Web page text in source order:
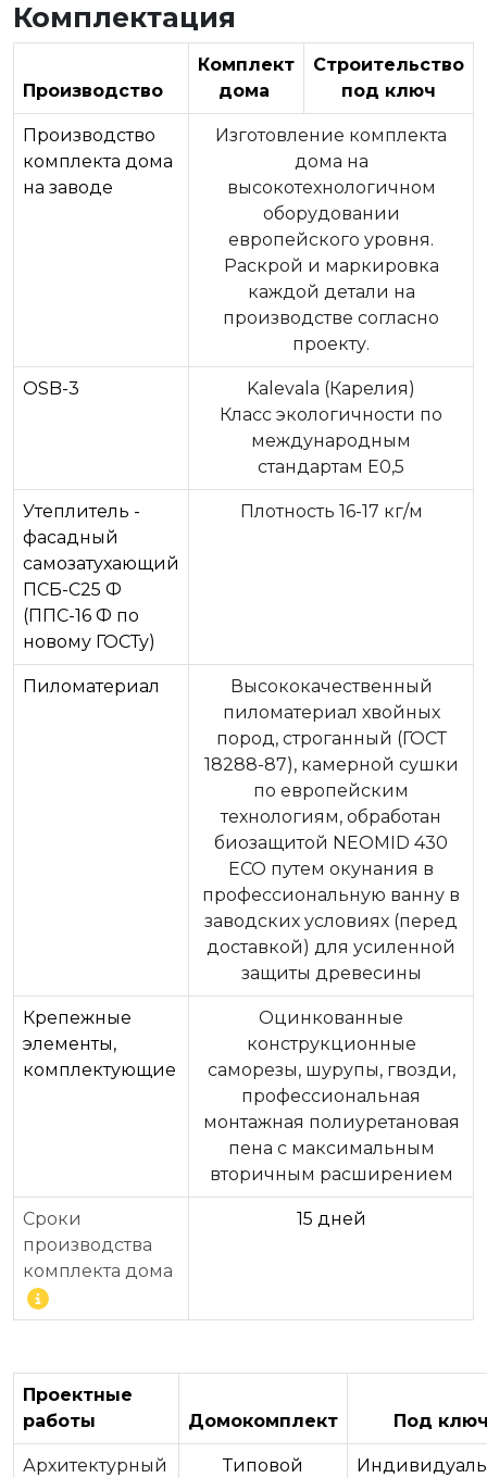
Комплектация
Производство
Комплект
дома
Строительство
под ключ
Производство
комплекта дома
на заводе
Изготовление комплекта
дома на
высокотехнологичном
оборудовании
европейского уровня.
Раскрой и маркировка
каждой детали на
производстве согласно
проекту.
OSB-3
Kalevala (Карелия)
Класс экологичности по
международным
стандартам Е0,5
Утеплитель -
фасадный
самозатухающий
ПСБ-С25 Ф
(ППС-16 Ф по
новому ГОСТу)
Плотность 16-17 кг/м
Пиломатериал
Высококачественный
пиломатериал хвойных
пород, строганный (ГОСТ
18288-87), камерной сушки
по европейским
технологиям, обработан
биозащитой NEOMID 430
ЕСО путем окунания в
профессиональную ванну в
заводских условиях (перед
доставкой) для усиленной
защиты древесины
Крепежные
элементы,
комплектующие
Оцинкованные
конструкционные
саморезы, шурупы, гвозди,
профессиональная
монтажная полиуретановая
пена с максимальным
вторичным расширением
Сроки
производства
комплекта дома
15 дней
Проектные
работы
Домокомплект Под
Архитектурный
Типовой